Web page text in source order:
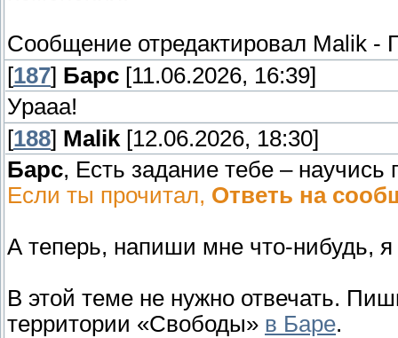
Сообщение отредактировал Malik -
[187] Барс [11.06.2026, 16:39]
Урааа!
[188] Malik [12.06.2026, 18:30]
Барс, Есть задание тебе –
Если ты прочитал, Ответь на
А теперь, напиши мне что-нибудь,
В этой теме не нужно отвечать.
территории «Свободы» в Баре.